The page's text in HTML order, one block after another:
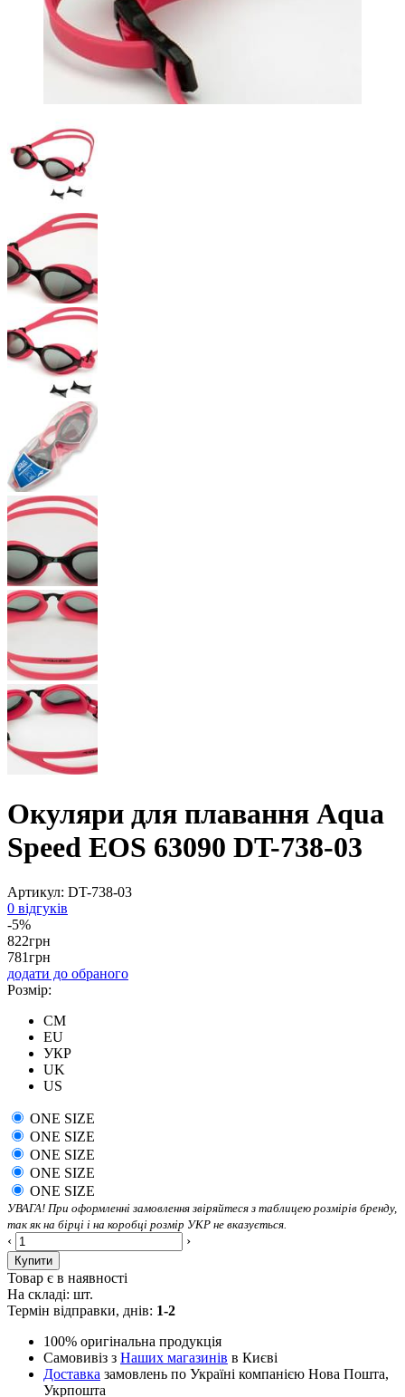
Окуляри для плавання Aqua
Speed EOS 63090 DT-738-03
Артикул: DT-738-03
0 відгуків
-5%
822грн
781грн
додати до обраного
Розмір:
CM
EU
УКР
UK
US
ONE SIZE
ONE SIZE
ONE SIZE
ONE SIZE
ONE SIZE
УВАГА! При оформленні замовлення звіряйтеся з таблицею розмірів бренду,
так як на бірці і на коробці розмір УКР не вказується.
‹ ›
Купити
Товар є в наявності
На складі: шт.
Термін відправки, днів: 1-2
100% оригінальна продукція
Самовивіз з Наших магазинів в Києві
Доставка замовлень по Україні компанією Нова Пошта,
Укрпошта